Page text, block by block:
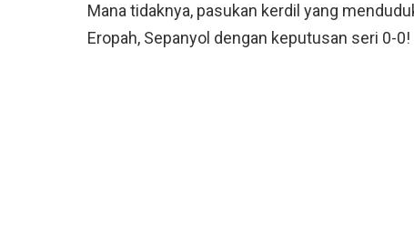
Mana tidaknya, pasukan kerdil yang
Eropah, Sepanyol dengan keputusan seri 0-0!